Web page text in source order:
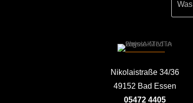
Nikolaistraße 34/36
49152 Bad Essen
05472 4405